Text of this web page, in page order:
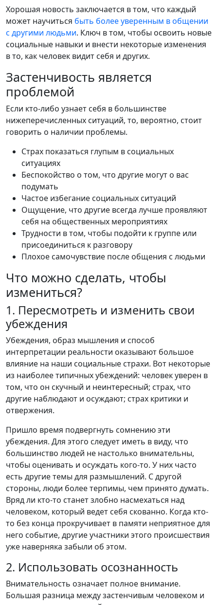
Хорошая новость заключается в том, что каждый
может научиться быть более уверенным в общении
с другими людьми. Ключ в том, чтобы освоить новые
социальные навыки и внести некоторые изменения
в то, как человек видит себя и других.
Застенчивость является
проблемой
Если кто-либо узнает себя в большинстве
нижеперечисленных ситуаций, то, вероятно, стоит
говорить о наличии проблемы.
Страх показаться глупым в социальных
ситуациях
Беспокойство о том, что другие могут о вас
подумать
Частое избегание социальных ситуаций
Ощущение, что другие всегда лучше проявляют
себя на общественных мероприятиях
Трудности в том, чтобы подойти к группе или
присоединиться к разговору
Плохое самочувствие после общения с людьми
Что можно сделать, чтобы
измениться?
1. Пересмотреть и изменить свои
убеждения
Убеждения, образ мышления и способ
интерпретации реальности оказывают большое
влияние на наши социальные страхи. Вот некоторые
из наиболее типичных убеждений: человек уверен в
том, что он скучный и неинтересный; страх, что
другие наблюдают и осуждают; страх критики и
отвержения.
Пришло время подвергнуть сомнению эти
убеждения. Для этого следует иметь в виду, что
большинство людей не настолько внимательны,
чтобы оценивать и осуждать кого-то. У них часто
есть другие темы для размышлений. С другой
стороны, люди более терпимы, чем принято думать.
Вряд ли кто-то станет злобно насмехаться над
человеком, который ведет себя скованно. Когда кто-
то без конца прокручивает в памяти неприятное для
него событие, другие участники этого происшествия
уже наверняка забыли об этом.
2. Использовать осознанность
Внимательность означает полное внимание.
Большая разница между застенчивым человеком и